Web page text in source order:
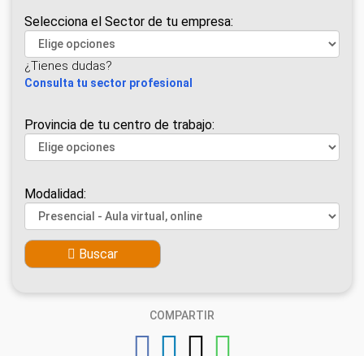
Selecciona el Sector de tu empresa:
¿Tienes dudas?
Consulta tu sector profesional
Provincia de tu centro de trabajo:
Modalidad:
Buscar
COMPARTIR